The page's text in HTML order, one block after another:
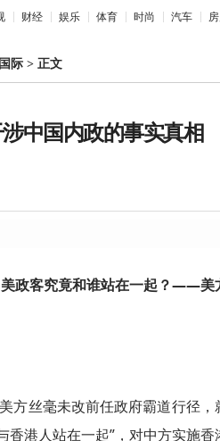
财经 娱乐 体育 时尚 汽车
国际 > 正文
中国内政的事实真相
政客究竟和谁站在一起？——美
方丝毫未改前任政府霸道行径
香港人站在一起”，对中方实施